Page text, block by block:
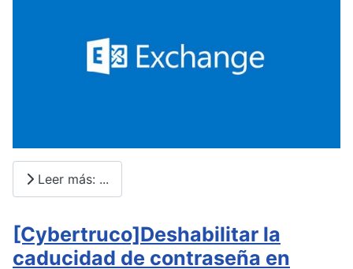
Leer más: ...
[Cybertruco]Deshabilitar la
caducidad de contraseña en